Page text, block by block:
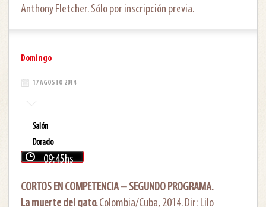
Anthony Fletcher. Sólo por inscripción previa.
Domingo
17 AGOSTO 2014
Salón
Dorado
09:45hs
CORTOS EN COMPETENCIA – SEGUNDO PROGRAMA.
La muerte del gato.Colombia/Cuba, 2014. Dir: Lilo